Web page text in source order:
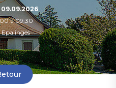
09.09.2026
à 09:30